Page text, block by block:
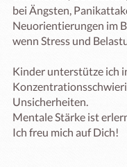
bei Ängsten,
Neuorientierungen im
wenn Stress und
Kinder unterstütze ich
Unsicherheiten.
Mentale Stärke ist
Ich freu mich auf Dich!